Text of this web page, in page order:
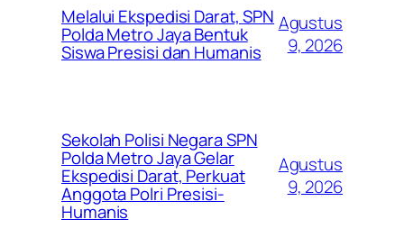
Melalui Ekspedisi Darat, SPN
Polda Metro Jaya Bentuk
Siswa Presisi dan Humanis
Agustus
9, 2026
Sekolah Polisi Negara SPN
Polda Metro Jaya Gelar
Ekspedisi Darat, Perkuat
Anggota Polri Presisi-
Humanis
Agustus
9, 2026